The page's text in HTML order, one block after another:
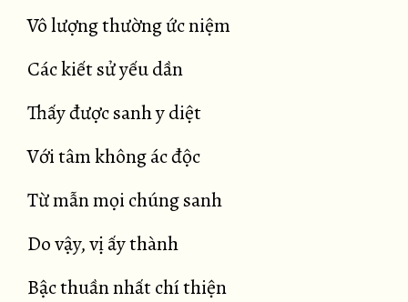
Vô lượng thường ức niệm
Các kiết sử yếu dần
Thấy được sanh y diệt
Với tâm không ác độc
Từ mẫn mọi chúng sanh
Do vậy, vị ấy thành
Bậc thuần nhất chí thiện